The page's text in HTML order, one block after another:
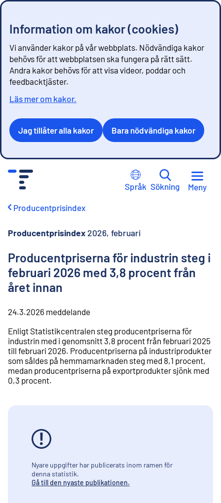
Information om kakor (cookies)
Vi använder kakor på vår webbplats. Nödvändiga kakor
behövs för att webbplatsen ska fungera på rätt sätt.
Andra kakor behövs för att visa videor, poddar och
feedbacktjäster.
Läs mer om kakor.
Jag tillåter alla kakor Bara nödvändiga kakor
Språk Sökning Meny
Producentprisindex
Producentprisindex 2026, februari
Producentpriserna för industrin steg i
februari 2026 med 3,8 procent från
året innan
24.3.2026 meddelande
Enligt Statistikcentralen steg producentpriserna för
industrin med i genomsnitt 3,8 procent från februari 2025
till februari 2026. Producentpriserna på industriprodukter
som såldes på hemmamarknaden steg med 8,1 procent,
medan producentpriserna på exportprodukter sjönk med
0,3 procent.
Nyare uppgifter har publicerats inom ramen för
denna statistik.
Gå till den nyaste publikationen.